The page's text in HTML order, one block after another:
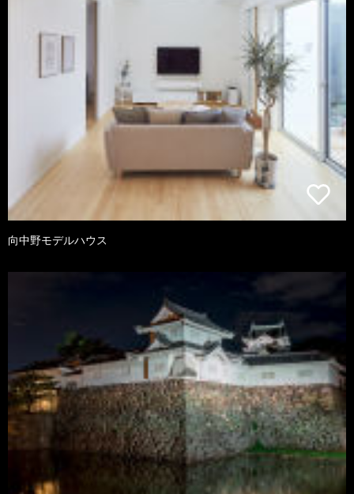
向中野モデルハウス